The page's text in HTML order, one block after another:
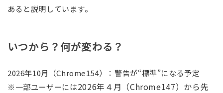
あると説明しています。
いつから？何が変わる？
2026年10月（Chrome154）： 警告が“標準”になる予定
※一部ユーザーには2026年４月（Chrome147）から先